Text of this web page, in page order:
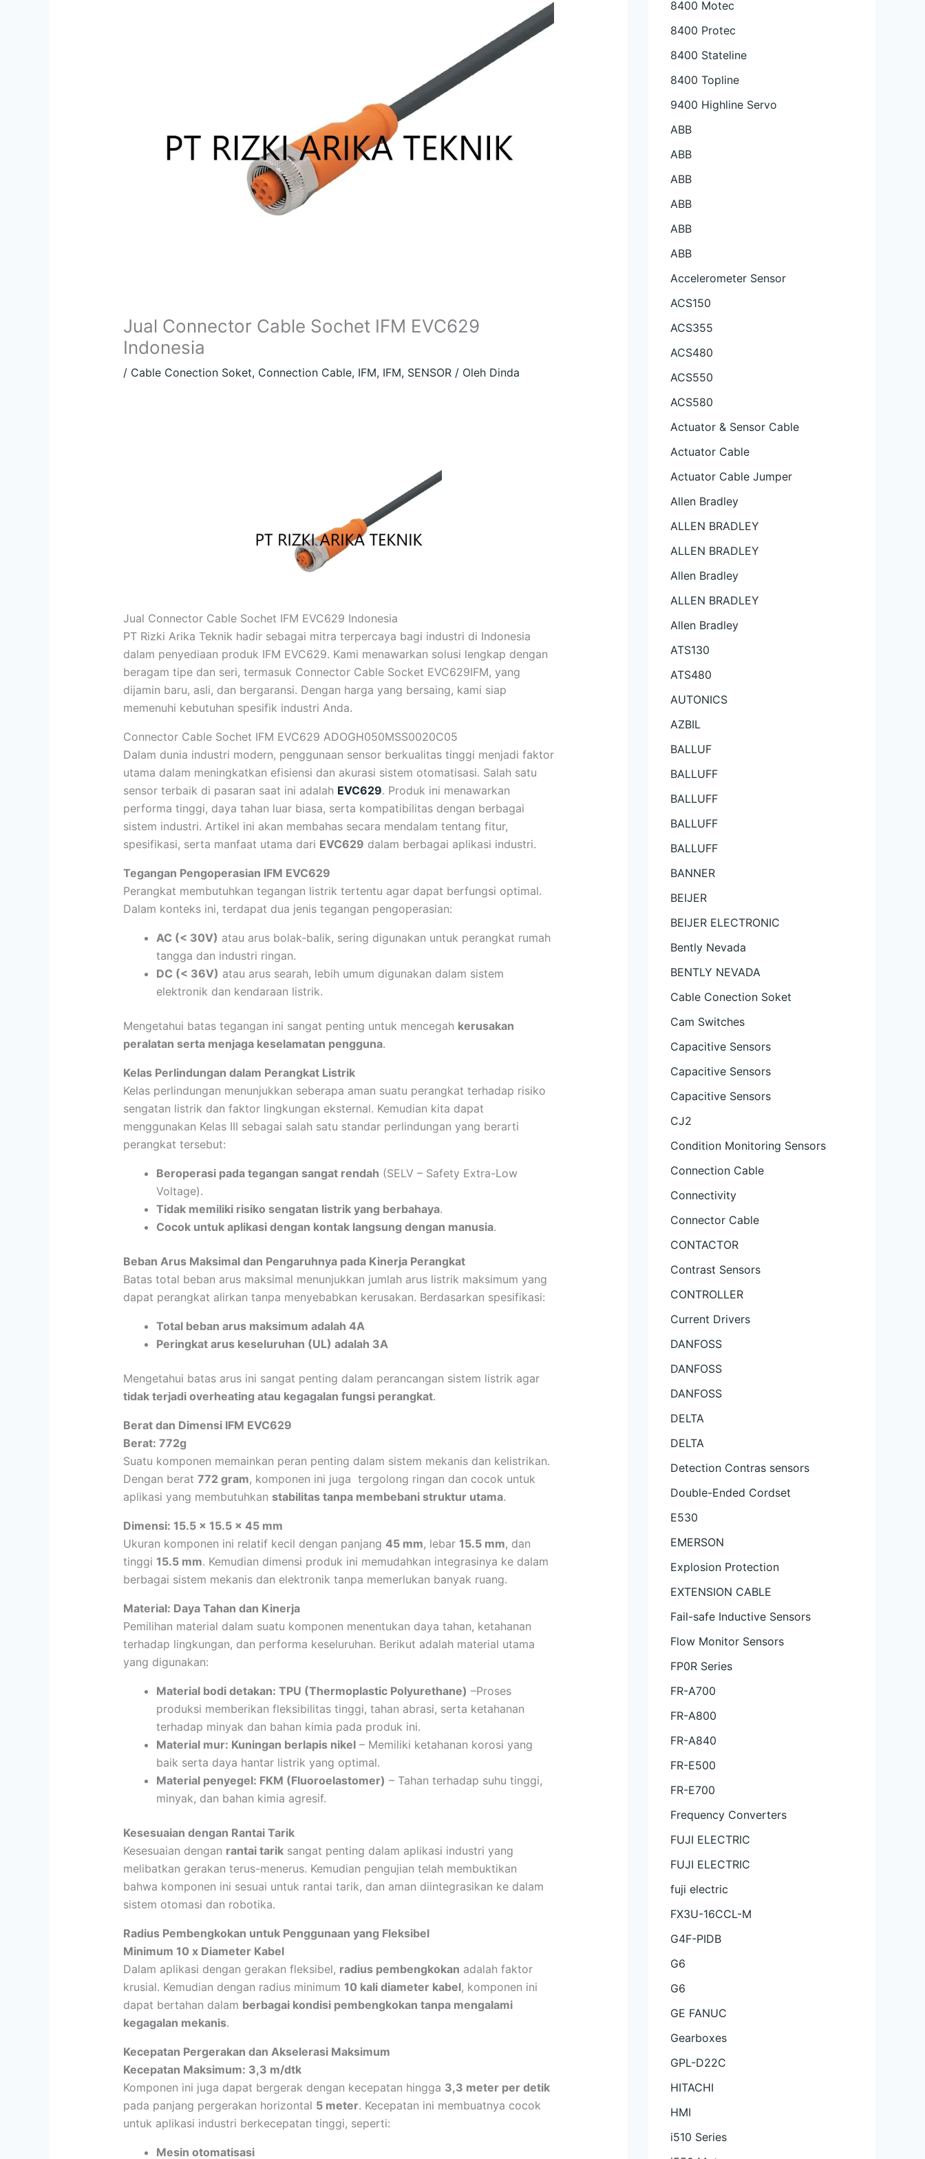
Jual Connector Cable Sochet IFM EVC629
Indonesia
/ Cable Conection Soket, Connection Cable, IFM, IFM, SENSOR/ Oleh Dinda
Jual Connector Cable Sochet IFM EVC629 Indonesia
PT Rizki Arika Teknik hadir sebagai mitra terpercaya bagi industri di Indonesia
dalam penyediaan produk IFM EVC629. Kami menawarkan solusi lengkap dengan
beragam tipe dan seri, termasuk Connector Cable Socket EVC629IFM, yang
dijamin baru, asli, dan bergaransi. Dengan harga yang bersaing, kami siap
memenuhi kebutuhan spesifik industri Anda.
Connector Cable Sochet IFM EVC629 ADOGH050MSS0020C05
Dalam dunia industri modern, penggunaan sensor berkualitas tinggi menjadi faktor
utama dalam meningkatkan efisiensi dan akurasi sistem otomatisasi. Salah satu
sensor terbaik di pasaran saat ini adalah EVC629. Produk ini menawarkan
performa tinggi, daya tahan luar biasa, serta kompatibilitas dengan berbagai
sistem industri. Artikel ini akan membahas secara mendalam tentang fitur,
spesifikasi, serta manfaat utama dari EVC629 dalam berbagai aplikasi industri.
Tegangan Pengoperasian IFM EVC629
Perangkat membutuhkan tegangan listrik tertentu agar dapat berfungsi optimal.
Dalam konteks ini, terdapat dua jenis tegangan pengoperasian:
AC (< 30V) atau arus bolak-balik, sering digunakan untuk perangkat rumah
tangga dan industri ringan.
DC (< 36V) atau arus searah, lebih umum digunakan dalam sistem
elektronik dan kendaraan listrik.
Mengetahui batas tegangan ini sangat penting untuk mencegah kerusakan
peralatan serta menjaga keselamatan pengguna.
Kelas Perlindungan dalam Perangkat Listrik
Kelas perlindungan menunjukkan seberapa aman suatu perangkat terhadap risiko
sengatan listrik dan faktor lingkungan eksternal. Kemudian kita dapat
menggunakan Kelas III sebagai salah satu standar perlindungan yang berarti
perangkat tersebut:
Beroperasi pada tegangan sangat rendah (SELV – Safety Extra-Low
Voltage).
Tidak memiliki risiko sengatan listrik yang berbahaya.
Cocok untuk aplikasi dengan kontak langsung dengan manusia.
Beban Arus Maksimal dan Pengaruhnya pada Kinerja Perangkat
Batas total beban arus maksimal menunjukkan jumlah arus listrik maksimum yang
dapat perangkat alirkan tanpa menyebabkan kerusakan. Berdasarkan spesifikasi:
Total beban arus maksimum adalah 4A
Peringkat arus keseluruhan (UL) adalah 3A
Mengetahui batas arus ini sangat penting dalam perancangan sistem listrik agar
tidak terjadi overheating atau kegagalan fungsi perangkat.
Berat dan Dimensi IFM EVC629
Berat: 772g
Suatu komponen memainkan peran penting dalam sistem mekanis dan kelistrikan.
Dengan berat 772 gram, komponen ini juga tergolong ringan dan cocok untuk
aplikasi yang membutuhkan stabilitas tanpa membebani struktur utama.
Dimensi: 15.5 x 15.5 x 45 mm
Ukuran komponen ini relatif kecil dengan panjang 45 mm, lebar 15.5 mm, dan
tinggi 15.5 mm. Kemudian dimensi produk ini memudahkan integrasinya ke dalam
berbagai sistem mekanis dan elektronik tanpa memerlukan banyak ruang.
Material: Daya Tahan dan Kinerja
Pemilihan material dalam suatu komponen menentukan daya tahan, ketahanan
terhadap lingkungan, dan performa keseluruhan. Berikut adalah material utama
yang digunakan:
Material bodi detakan: TPU (Thermoplastic Polyurethane) –Proses
produksi memberikan fleksibilitas tinggi, tahan abrasi, serta ketahanan
terhadap minyak dan bahan kimia pada produk ini.
Material mur: Kuningan berlapis nikel– Memiliki ketahanan korosi yang
baik serta daya hantar listrik yang optimal.
Material penyegel: FKM (Fluoroelastomer) – Tahan terhadap suhu tinggi,
minyak, dan bahan kimia agresif.
Kesesuaian dengan Rantai Tarik
Kesesuaian dengan rantai tariksangat penting dalam aplikasi industri yang
melibatkan gerakan terus-menerus. Kemudian pengujian telah membuktikan
bahwa komponen ini sesuai untuk rantai tarik, dan aman diintegrasikan ke dalam
sistem otomasi dan robotika.
Radius Pembengkokan untuk Penggunaan yang Fleksibel
Minimum 10 x Diameter Kabel
Dalam aplikasi dengan gerakan fleksibel, radius pembengkokan adalah faktor
krusial. Kemudian dengan radius minimum 10 kali diameter kabel, komponen ini
dapat bertahan dalam berbagai kondisi pembengkokan tanpa mengalami
kegagalan mekanis.
Kecepatan Pergerakan dan Akselerasi Maksimum
Kecepatan Maksimum: 3,3 m/dtk
Komponen ini juga dapat bergerak dengan kecepatan hingga 3,3 meter per detik
pada panjang pergerakan horizontal 5 meter. Kecepatan ini membuatnya cocok
untuk aplikasi industri berkecepatan tinggi, seperti:
Mesin otomatisasi
8400 Motec
8400 Protec
8400 Stateline
8400 Topline
9400 Highline Servo
ABB
ABB
ABB
ABB
ABB
ABB
Accelerometer Sensor
ACS150
ACS355
ACS480
ACS550
ACS580
Actuator & Sensor Cable
Actuator Cable
Actuator Cable Jumper
Allen Bradley
ALLEN BRADLEY
ALLEN BRADLEY
Allen Bradley
ALLEN BRADLEY
Allen Bradley
ATS130
ATS480
AUTONICS
AZBIL
BALLUF
BALLUFF
BALLUFF
BALLUFF
BALLUFF
BANNER
BEIJER
BEIJER ELECTRONIC
Bently Nevada
BENTLY NEVADA
Cable Conection Soket
Cam Switches
Capacitive Sensors
Capacitive Sensors
Capacitive Sensors
CJ2
Condition Monitoring Sensors
Connection Cable
Connectivity
Connector Cable
CONTACTOR
Contrast Sensors
CONTROLLER
Current Drivers
DANFOSS
DANFOSS
DANFOSS
DELTA
DELTA
Detection Contras sensors
Double-Ended Cordset
E530
EMERSON
Explosion Protection
EXTENSION CABLE
Fail-safe Inductive Sensors
Flow Monitor Sensors
FP0R Series
FR-A700
FR-A800
FR-A840
FR-E500
FR-E700
Frequency Converters
FUJI ELECTRIC
FUJI ELECTRIC
fuji electric
FX3U-16CCL-M
G4F-PIDB
G6
G6
GE FANUC
Gearboxes
GPL-D22C
HITACHI
HMI
i510 Series